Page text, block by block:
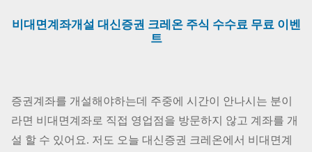
비대면계좌개설 대신증권 크레온 주식 수수료 무료 이벤
트
증권계좌를 개설해야하는데 주중에 시간이 안나시는 분이
라면 비대면계좌로 직접 영업점을 방문하지 않고 계좌를 개
설 할 수 있어요. 저도 오늘 대신증권 크레온에서 비대면계